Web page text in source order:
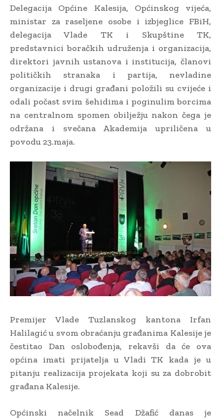
Delegacija Općine Kalesija, Općinskog vijeća,
ministar za raseljene osobe i izbjeglice FBiH,
delegacija Vlade TK i Skupštine TK,
predstavnici boračkih udruženja i organizacija,
direktori javnih ustanova i institucija, članovi
političkih stranaka i partija, nevladine
organizacije i drugi građani položili su cvijeće i
odali počast svim šehidima i poginulim borcima
na centralnom spomen obilježju nakon čega je
održana i svečana Akademija upriličena u
povodu 23.maja.
Premijer Vlade Tuzlanskog kantona Irfan
Halilagić u svom obraćanju građanima Kalesije je
čestitao Dan oslobođenja, rekavši da će ova
općina imati prijatelja u Vladi TK kada je u
pitanju realizacija projekata koji su za dobrobit
građana Kalesije.
Općinski načelnik Sead Džafić danas je